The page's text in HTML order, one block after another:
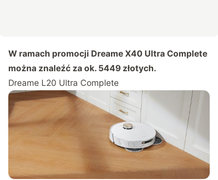
W ramach promocji Dreame X40 Ultra Complete
można znaleźć za ok. 5449 złotych.
Dreame L20 Ultra Complete